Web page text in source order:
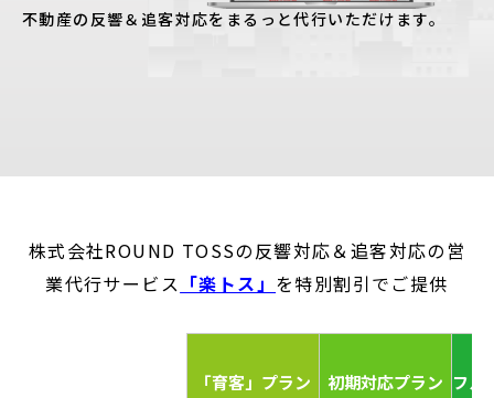
不動産の反響＆追客対応をまるっと代行いただけます。
株式会社ROUND TOSSの反響対応＆追客対応の営
業代行サービス 「楽トス」 を特別割引でご提供
「育客」プラン 初期対応プラン フル